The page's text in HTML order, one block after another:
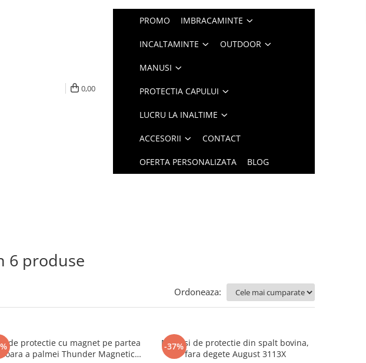
0,00
PROMO IMBRACAMINTE
INCALTAMINTE OUTDOOR
MANUSI
PROTECTIA CAPULUI
LUCRU LA INALTIME
ACCESORII CONTACT
OFERTA PERSONALIZATA BLOG
6 produse
Ordoneaza:
de protectie cu magnet pe partea
a palmei Thunder Magnetic -
-37%
Manusi de protectie din spalt bovina,
fara degete August 3113X